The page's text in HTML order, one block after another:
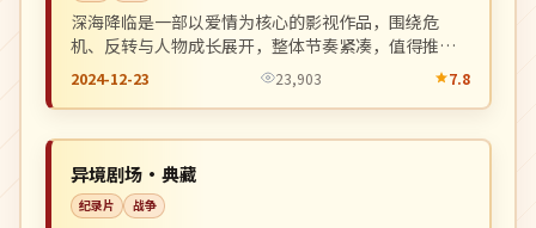
深海降临是一部以爱情为核心的影视作品，围绕危
机、反转与人物成长展开，整体节奏紧凑，值得推荐
观看。
2024-12-23 23,903 7.8
中国
异境剧场·典藏
纪录片 战争